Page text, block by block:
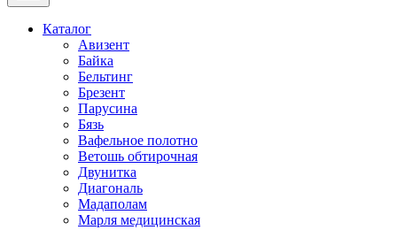
Каталог
Авизент
Байка
Бельтинг
Брезент
Парусина
Бязь
Вафельное полотно
Ветошь обтирочная
Двунитка
Диагональ
Мадаполам
Марля медицинская